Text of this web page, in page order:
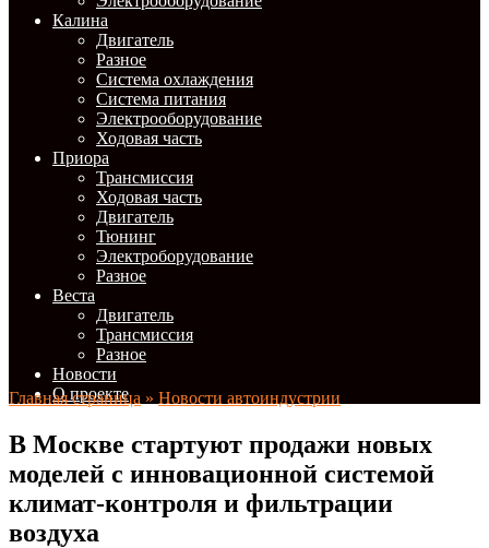
Калина
Двигатель
Разное
Система охлаждения
Система питания
Электрооборудование
Ходовая часть
Приора
Трансмиссия
Ходовая часть
Двигатель
Тюнинг
Электроборудование
Разное
Веста
Двигатель
Трансмиссия
Разное
Новости
О проекте
Главная страница » Новости автоиндустрии
В Москве стартуют продажи новых
моделей с инновационной системой
климат-контроля и фильтрации
воздуха